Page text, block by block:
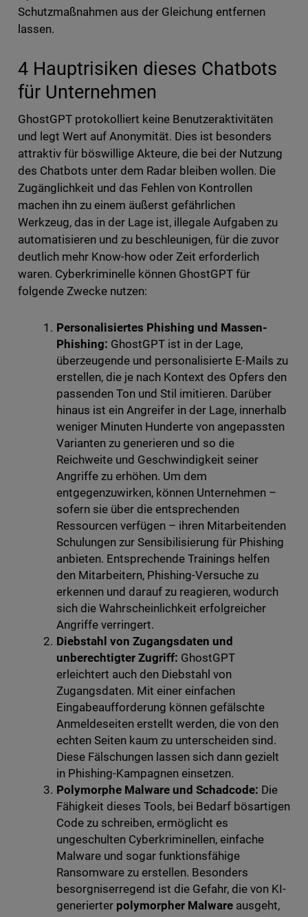
Schutzmaßnahmen aus der Gleichung entfernen
lassen.
4 Hauptrisiken dieses Chatbots
für Unternehmen
GhostGPT protokolliert keine Benutzeraktivitäten
und legt Wert auf Anonymität. Dies ist besonders
attraktiv für böswillige Akteure, die bei der Nutzung
des Chatbots unter dem Radar bleiben wollen. Die
Zugänglichkeit und das Fehlen von Kontrollen
machen ihn zu einem äußerst gefährlichen
Werkzeug, das in der Lage ist, illegale Aufgaben zu
automatisieren und zu beschleunigen, für die zuvor
deutlich mehr Know-how oder Zeit erforderlich
waren. Cyberkriminelle können GhostGPT für
folgende Zwecke nutzen:
Personalisiertes Phishing und Massen-
Phishing: GhostGPT ist in der Lage,
überzeugende und personalisierte E-Mails zu
erstellen, die je nach Kontext des Opfers den
passenden Ton und Stil imitieren. Darüber
hinaus ist ein Angreifer in der Lage, innerhalb
weniger Minuten Hunderte von angepassten
Varianten zu generieren und so die
Reichweite und Geschwindigkeit seiner
Angriffe zu erhöhen. Um dem
entgegenzuwirken, können Unternehmen –
sofern sie über die entsprechenden
Ressourcen verfügen – ihren Mitarbeitenden
Schulungen zur Sensibilisierung für Phishing
anbieten. Entsprechende Trainings helfen
den Mitarbeitern, Phishing-Versuche zu
erkennen und darauf zu reagieren, wodurch
sich die Wahrscheinlichkeit erfolgreicher
Angriffe verringert.
Diebstahl von Zugangsdaten und
unberechtigter Zugriff: GhostGPT
erleichtert auch den Diebstahl von
Zugangsdaten. Mit einer einfachen
Eingabeaufforderung können gefälschte
Anmeldeseiten erstellt werden, die von den
echten Seiten kaum zu unterscheiden sind.
Diese Fälschungen lassen sich dann gezielt
in Phishing-Kampagnen einsetzen.
Polymorphe Malware und Schadcode: Die
Fähigkeit dieses Tools, bei Bedarf bösartigen
Code zu schreiben, ermöglicht es
ungeschulten Cyberkriminellen, einfache
Malware und sogar funktionsfähige
Ransomware zu erstellen. Besonders
besorgniserregend ist die Gefahr, die von KI-
generierter polymorpher Malware ausgeht,